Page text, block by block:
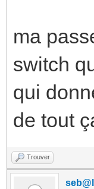
ma
switch
qui
de tout
Trouver